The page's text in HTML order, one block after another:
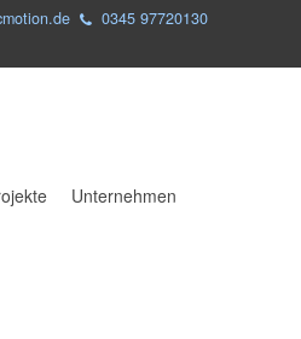
0345 97720130
Unternehmen